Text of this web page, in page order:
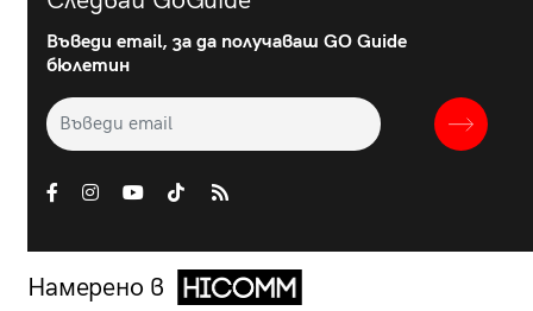
Въведи email, за да получаваш GO Guide
бюлетин
Намерено в